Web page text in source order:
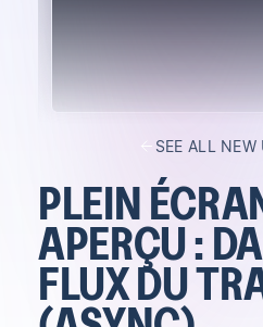
SEE ALL NEW
PLEIN
APERÇU :
FLUX DU